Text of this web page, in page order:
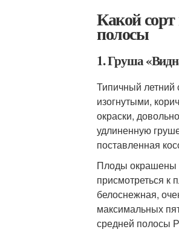
Какой
полосы
1. Груша
Типичный летний
изогнутыми,
окраски,
удлиненную
поставленная
Плоды окрашены
присмотреться к
белоснежная,
максимальных
средней полосы